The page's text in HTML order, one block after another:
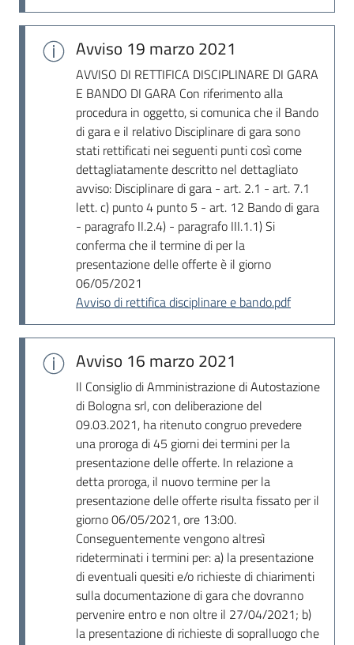
Avviso 19 marzo 2021
AVVISO DI RETTIFICA DISCIPLINARE DI GARA
E BANDO DI GARA Con riferimento alla
procedura in oggetto, si comunica che il Bando
di gara e il relativo Disciplinare di gara sono
stati rettificati nei seguenti punti così come
dettagliatamente descritto nel dettagliato
avviso: Disciplinare di gara - art. 2.1 - art. 7.1
lett. c) punto 4 punto 5 - art. 12 Bando di gara
- paragrafo II.2.4) - paragrafo III.1.1) Si
conferma che il termine di per la
presentazione delle offerte è il giorno
06/05/2021
Avviso di rettifica disciplinare e bando.pdf
Avviso 16 marzo 2021
Il Consiglio di Amministrazione di Autostazione
di Bologna srl, con deliberazione del
09.03.2021, ha ritenuto congruo prevedere
una proroga di 45 giorni dei termini per la
presentazione delle offerte. In relazione a
detta proroga, il nuovo termine per la
presentazione delle offerte risulta fissato per il
giorno 06/05/2021, ore 13:00.
Conseguentemente vengono altresì
rideterminati i termini per: a) la presentazione
di eventuali quesiti e/o richieste di chiarimenti
sulla documentazione di gara che dovranno
pervenire entro e non oltre il 27/04/2021; b)
la presentazione di richieste di sopralluogo che